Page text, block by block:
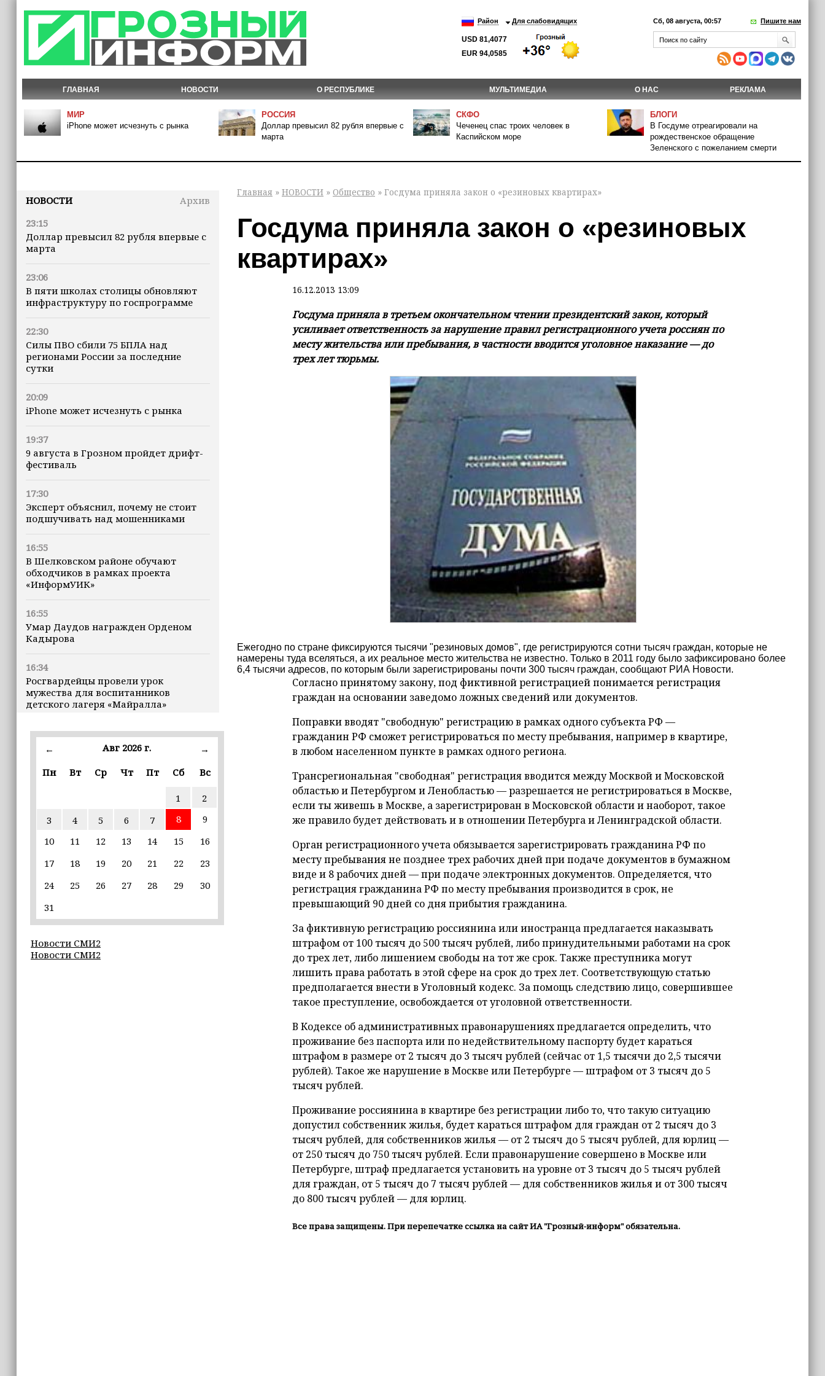
Район Для слабовидящих
USD 81,4077
EUR 94,0585
Сб, 08 августа, 00:57 Пишите нам
ГЛАВНАЯ НОВОСТИ О РЕСПУБЛИКЕ МУЛЬТИМЕДИА О НАС РЕКЛАМА
МИР
iPhone может исчезнуть с рынка
РОССИЯ
Доллар превысил 82 рубля впервые с
марта
СКФО
Чеченец спас троих человек в
Каспийском море
БЛОГИ
В Госдуме отреагировали на
рождественское обращение
Зеленского с пожеланием смерти
НОВОСТИ
Архив
23:15
Доллар превысил 82 рубля впервые с
марта
23:06
В пяти школах столицы обновляют
инфраструктуру по госпрограмме
22:30
Силы ПВО сбили 75 БПЛА над
регионами России за последние
сутки
20:09
iPhone может исчезнуть с рынка
19:37
9 августа в Грозном пройдет дрифт-
фестиваль
17:30
Эксперт объяснил, почему не стоит
подшучивать над мошенниками
16:55
В Шелковском районе обучают
обходчиков в рамках проекта
«ИнформУИК»
16:55
Умар Даудов награжден Орденом
Кадырова
16:34
Росгвардейцы провели урок
мужества для воспитанников
детского лагеря «Майралла»
16:30
Дмитрий Чернышенко: Внутренний
въездной — на 20,1%
Из бюджета Чечни дополнительно
выделено 505 млн рублей
пострадавшим от паводков
15:35
— стать большой
Избирательные участки Шатоя
готовы к приёму голосов
← Авг 2026 г.
→
Пн
Вт Ср Чт Пт Сб Вс
1
2
3
4 5 6 7 8
9
10
11 12 13 14 15
16
17
18 19 20 21 22
23
24
25 26 27 28 29
30
31
Новости СМИ2
Новости СМИ2
Главная » НОВОСТИ » Общество » Госдума приняла закон о «резиновых квартирах»
Госдума приняла закон о «резиновых
квартирах»
16.12.2013 13:09
Госдума приняла в третьем окончательном чтении президентский закон, который
усиливает ответственность за нарушение правил регистрационного учета россиян по
месту жительства или пребывания, в частности вводится уголовное наказание — до
трех лет тюрьмы.
Ежегодно по стране фиксируются тысячи "резиновых домов", где регистрируются сотни тысяч граждан, которые не
намерены туда вселяться, а их реальное место жительства не известно. Только в 2011 году было зафиксировано более
6,4 тысячи адресов, по которым были зарегистрированы почти 300 тысяч граждан, сообщают РИА Новости.
Согласно принятому закону, под фиктивной регистрацией понимается регистрация
граждан на основании заведомо ложных сведений или документов.
Поправки вводят "свободную" регистрацию в рамках одного субъекта РФ —
гражданин РФ сможет регистрироваться по месту пребывания, например в квартире,
в любом населенном пункте в рамках одного региона.
Трансрегиональная "свободная" регистрация вводится между Москвой и Московской
областью и Петербургом и Ленобластью — разрешается не регистрироваться в Москве,
если ты живешь в Москве, а зарегистрирован в Московской области и наоборот, такое
же правило будет действовать и в отношении Петербурга и Ленинградской области.
Орган регистрационного учета обязывается зарегистрировать гражданина РФ по
месту пребывания не позднее трех рабочих дней при подаче документов в бумажном
виде и 8 рабочих дней — при подаче электронных документов. Определяется, что
регистрация гражданина РФ по месту пребывания производится в срок, не
превышающий 90 дней со дня прибытия гражданина.
За фиктивную регистрацию россиянина или иностранца предлагается наказывать
штрафом от 100 тысяч до 500 тысяч рублей, либо принудительными работами на срок
до трех лет, либо лишением свободы на тот же срок. Также преступника могут
лишить права работать в этой сфере на срок до трех лет. Соответствующую статью
предполагается внести в Уголовный кодекс. За помощь следствию лицо, совершившее
такое преступление, освобождается от уголовной ответственности.
В Кодексе об административных правонарушениях предлагается определить, что
проживание без паспорта или по недействительному паспорту будет караться
штрафом в размере от 2 тысяч до 3 тысяч рублей (сейчас от 1,5 тысячи до 2,5 тысячи
рублей). Такое же нарушение в Москве или Петербурге — штрафом от 3 тысяч до 5
тысяч рублей.
Проживание россиянина в квартире без регистрации либо то, что такую ситуацию
допустил собственник жилья, будет караться штрафом для граждан от 2 тысяч до 3
тысяч рублей, для собственников жилья — от 2 тысяч до 5 тысяч рублей, для юрлиц —
от 250 тысяч до 750 тысяч рублей. Если правонарушение совершено в Москве или
Петербурге, штраф предлагается установить на уровне от 3 тысяч до 5 тысяч рублей
для граждан, от 5 тысяч до 7 тысяч рублей — для собственников жилья и от 300 тысяч
до 800 тысяч рублей — для юрлиц.
Все права защищены. При перепечатке ссылка на сайт ИА "Грозный-информ" обязательна.